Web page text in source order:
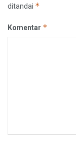
ditandai *
Komentar *